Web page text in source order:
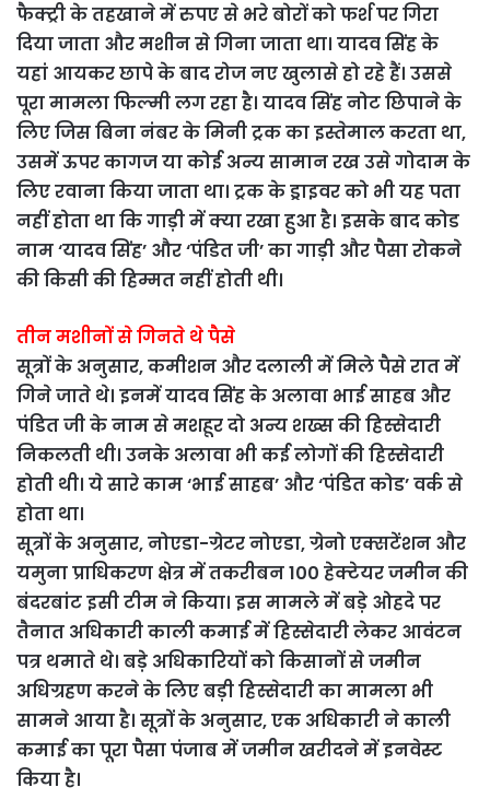
फैक्ट्री के तहखाने में रुपए से भरे बोरों को फर्श पर गिरा
दिया जाता और मशीन से गिना जाता था। यादव सिंह के
यहां आयकर छापे के बाद रोज नए खुलासे हो रहे हैं। उससे
पूरा मामला फिल्मी लग रहा है। यादव सिंह नोट छिपाने के
लिए जिस बिना नंबर के मिनी ट्रक का इस्तेमाल करता था,
उसमें ऊपर कागज या कोई अन्य सामान रख उसे गोदाम के
लिए रवाना किया जाता था। ट्रक के ड्राइवर को भी यह पता
नहीं होता था कि गाड़ी में क्या रखा हुआ है। इसके बाद कोड
नाम ‘यादव सिंह’ और ‘पंडित जी’ का गाड़ी और पैसा रोकने
की किसी की हिम्मत नहीं होती थी।
तीन मशीनों से गिनते थे पैसे
सूत्रों के अनुसार, कमीशन और दलाली में मिले पैसे रात में
गिने जाते थे। इनमें यादव सिंह के अलावा भाई साहब और
पंडित जी के नाम से मशहूर दो अन्य शख्स की हिस्सेदारी
निकलती थी। उनके अलावा भी कई लोगों की हिस्सेदारी
होती थी। ये सारे काम ‘भाई साहब’ और ‘पंडित कोड’ वर्क से
होता था।
सूत्रों के अनुसार, नोएडा-ग्रेटर नोएडा, ग्रेनो एक्सटेंशन और
यमुना प्राधिकरण क्षेत्र में तकरीबन 100 हेक्टेयर जमीन की
बंदरबांट इसी टीम ने किया। इस मामले में बड़े ओहदे पर
तैनात अधिकारी काली कमाई में हिस्सेदारी लेकर आवंटन
पत्र थमाते थे। बड़े अधिकारियों को किसानों से जमीन
अधिग्रहण करने के लिए बड़ी हिस्सेदारी का मामला भी
सामने आया है। सूत्रों के अनुसार, एक अधिकारी ने काली
कमाई का पूरा पैसा पंजाब में जमीन खरीदने में इनवेस्ट
किया है।